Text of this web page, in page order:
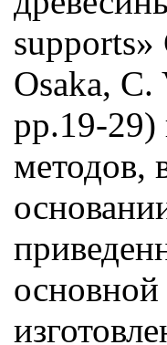
supports»
Osaka, C.
pp.19-29)
методов,